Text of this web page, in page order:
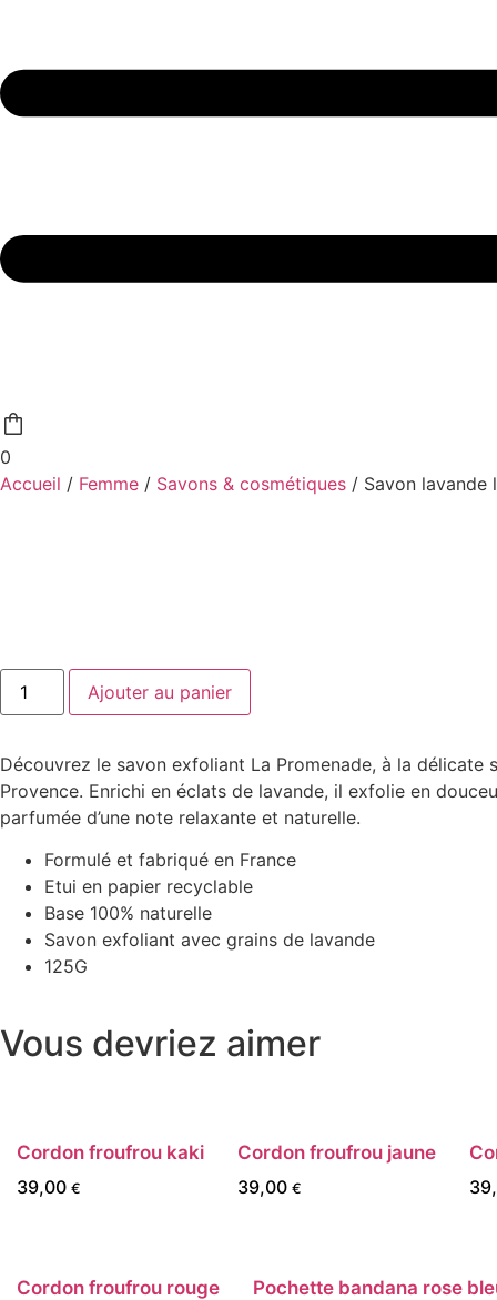
0
Accueil / Femme / Savons & cosmétiques / Savon lavande
quantité
Savon
promenade
Ajouter au panier
Découvrez le savon exfoliant La Promenade, à la délicate
Provence. Enrichi en éclats de lavande, il exfolie en
parfumée d’une note relaxante et naturelle.
Formulé et fabriqué en France
Etui en papier recyclable
Base 100% naturelle
Savon exfoliant avec grains de lavande
125G
Vous devriez aimer
Cordon froufrou kaki
39,00 €
Cordon froufrou jaune
39,00 €
Cordon froufrou rouge
Pochette bandana rose